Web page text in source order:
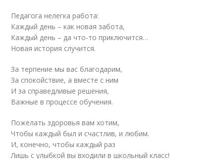
Педагога нелегка работа:
Каждый день – как новая забота,
Каждый день – да что-то приключится…
Новая история случится.
За терпение мы вас благодарим,
За спокойствие, а вместе с ним
И за справедливые решения,
Важные в процессе обучения.
Пожелать здоровья вам хотим,
Чтобы каждый был и счастлив, и любим.
И, конечно, чтобы каждый раз
Лишь с улыбкой вы входили в школьный класс!